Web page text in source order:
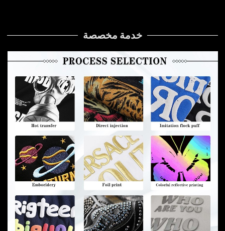
خدمة مخصصة